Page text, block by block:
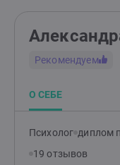
Рекомендуем
О СЕБЕ
Психолог диплом
19 отзывов